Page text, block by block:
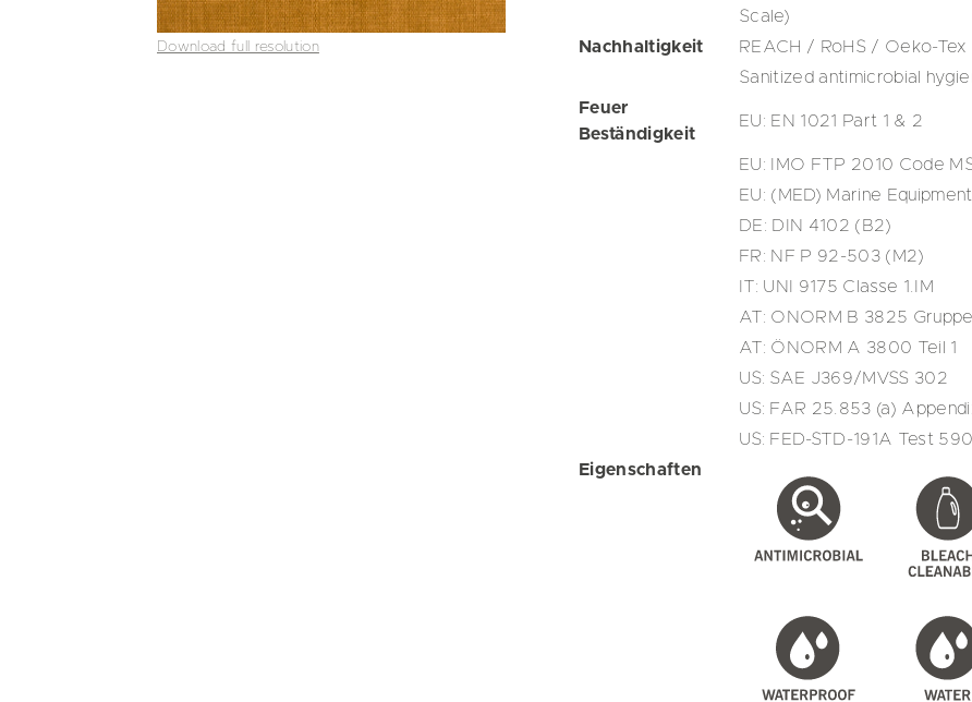
Download full resolution
Scale)
Nachhaltigkeit
REACH / RoHS / Oeko-
Sanitized antimicrobial
Feuer
Beständigkeit
EU: EN 1021 Part 1 & 2
EU: IMO FTP 2010 Code
EU: (MED) Marine
DE: DIN 4102 (B2)
FR: NF P 92-503 (M2)
IT: UNI 9175 Classe 1.IM
AT: ONORM B 3825 Gruppe
AT: ÖNORM A 3800 Teil 1
US: SAE J369/MVSS 302
US: FAR 25.853 (a)
US: FED-STD-191A Test
Eigenschaften